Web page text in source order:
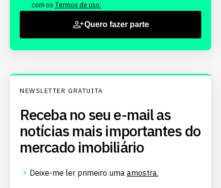
com os Termos de uso.
Quero fazer parte
NEWSLETTER GRATUITA
Receba no seu e-mail as
notícias mais importantes do
mercado imobiliário
Deixe-me ler primeiro uma amostra.